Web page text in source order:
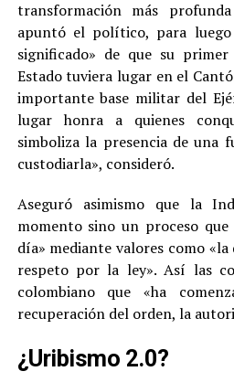
transformación más
apuntó el político, para
significado» de que su
Estado tuviera lugar en el
importante base militar del
lugar honra a quienes
simboliza la presencia de una
custodiarla», consideró.
Aseguró asimismo que la
momento sino un proceso que
día» mediante valores como
respeto por la ley». Así las
colombiano que «ha
recuperación del orden, la
¿Uribismo 2.0?